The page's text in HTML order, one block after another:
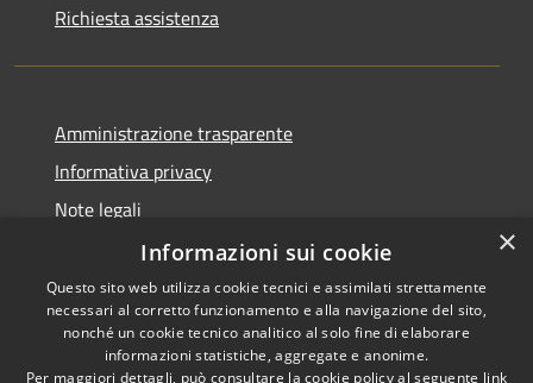
Richiesta assistenza
Amministrazione trasparente
Informativa privacy
Note legali
Dichiarazione di accessibilità
RSS
Copyright © 2026 • Comune di
×
Informazioni sui cookie
Questo sito web utilizza cookie tecnici e assimilati strettamente
necessari al corretto funzionamento e alla navigazione del sito,
nonché un cookie tecnico analitico al solo fine di elaborare
informazioni statistiche, aggregate e anonime.
Per maggiori dettagli, può consultare la cookie policy al seguente link